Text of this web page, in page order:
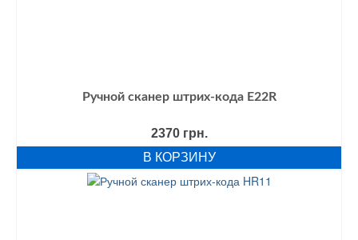
Ручной сканер штрих-кода E22R
2370 грн.
В КОРЗИНУ